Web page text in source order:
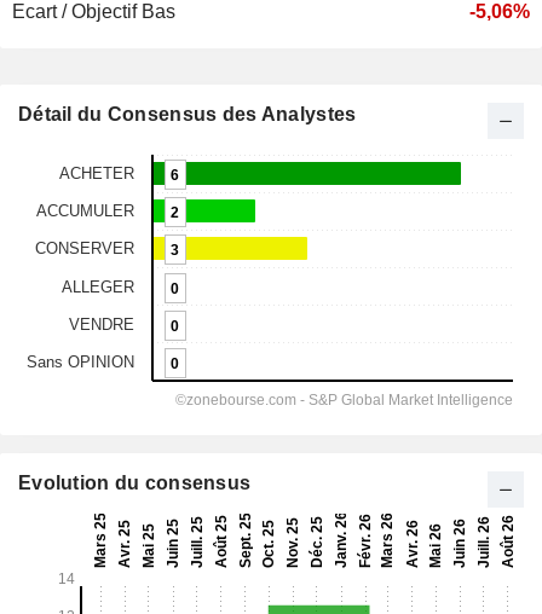
Ecart / Objectif Bas
-5,06%
Détail du Consensus des Analystes
Evolution du consensus